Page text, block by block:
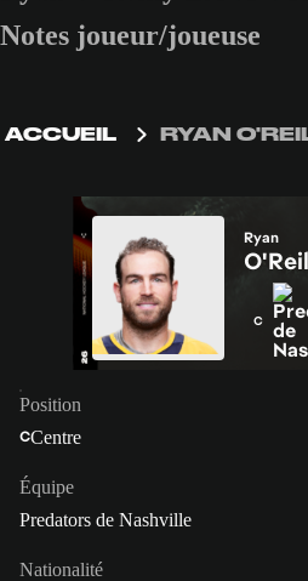
Notes joueur/joueuse
ACCUEIL RYAN
Ryan
C
Position
CCentre
Équipe
Predators de Nashville
Nationalité